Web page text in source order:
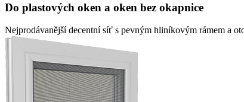
Do plastových oken a oken bez okapnice
Nejprodávanější decentní síť s pevným hliníkovým rámem a